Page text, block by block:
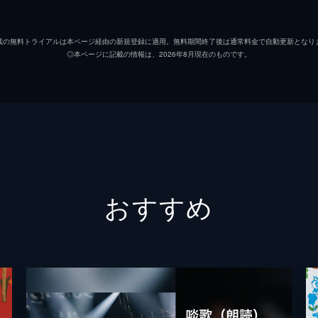
無料トライアルは本ページ経由の新規登録に適用。無料期間終了後は通常料金で自動更新となり
◎本ページに記載の情報は、2026年8月現在のものです。
おすすめ